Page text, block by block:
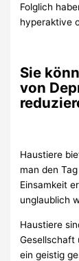
Folglich
hyperaktive
Sie
von
Haustiere
man den
Einsamkeit
unglaublich
Haustiere
Gesellschaft
ein geistig